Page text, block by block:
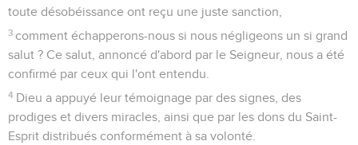
toute désobéissance ont reçu une juste sanction,
3 comment échapperons-nous si nous négligeons un si grand
salut ? Ce salut, annoncé d'abord par le Seigneur, nous a été
confirmé par ceux qui l'ont entendu.
4 Dieu a appuyé leur témoignage par des signes, des
prodiges et divers miracles, ainsi que par les dons du Saint-
Esprit distribués conformément à sa volonté.